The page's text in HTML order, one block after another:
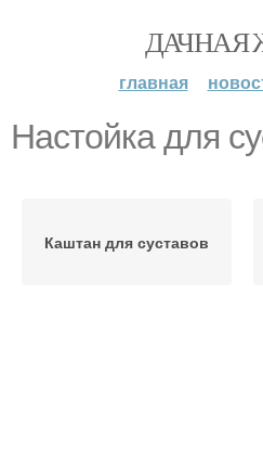
ДАЧНАЯ
главная
Настойка для
Каштан для суставов